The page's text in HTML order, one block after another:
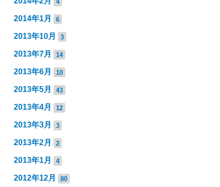
2014年1月 6
2013年10月 3
2013年7月 14
2013年6月 10
2013年5月 43
2013年4月 12
2013年3月 3
2013年2月 2
2013年1月 4
2012年12月 80